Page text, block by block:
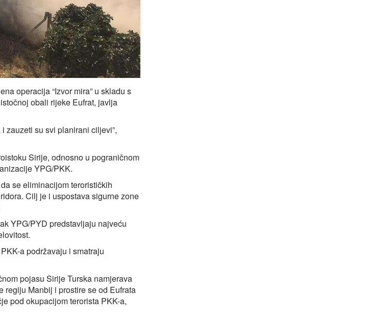
operacija “Izvor mira” u skladu s
obali rijeke Eufrat, javlja
zauzeti su svi planirani ciljevi”,
Sirije, odnosno u pograničnom
YPG/PKK.
se eliminacijom terorističkih
Cilj je i uspostava sigurne zone
YPG/PYD predstavljaju najveću
a podržavaju i smatraju
pojasu Sirije Turska namjerava
Manbij i prostire se od Eufrata
pod okupacijom terorista PKK-a,